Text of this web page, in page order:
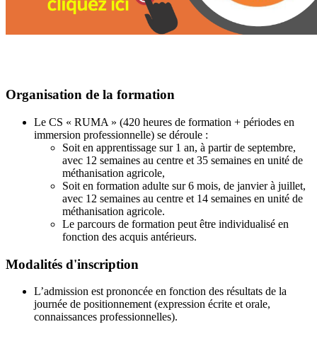
Organisation de la formation
Le CS « RUMA » (420 heures de formation + périodes en
immersion professionnelle) se déroule :
Soit en apprentissage sur 1 an, à partir de septembre,
avec 12 semaines au centre et 35 semaines en unité de
méthanisation agricole,
Soit en formation adulte sur 6 mois, de janvier à juillet,
avec 12 semaines au centre et 14 semaines en unité de
méthanisation agricole.
Le parcours de formation peut être individualisé en
fonction des acquis antérieurs.
Modalités d'inscription
L’admission est prononcée en fonction des résultats de la
journée de positionnement (expression écrite et orale,
connaissances professionnelles).